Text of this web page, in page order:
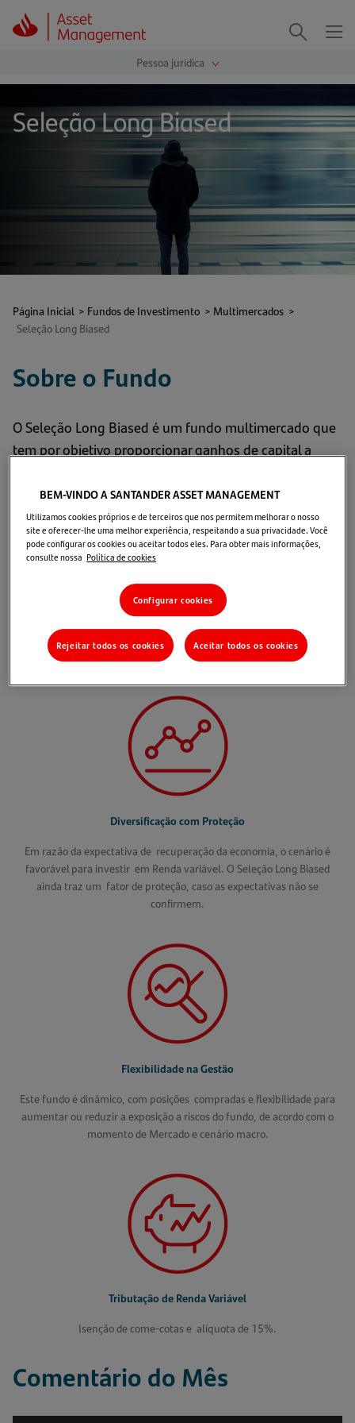
Seleção Long Biased
Página Inicial > Fundos de Investimento > Multimercados >
Seleção Long Biased
Sobre o Fundo
O Seleção Long Biased é um fundo multimercado que
tem por objetivo proporcionar ganhos de capital a
fundos de investimento, no mercado de renda
variável, com viés comprado, buscando ganhar com a
alta dos preços das ações, podendo também ter
posições táticas vendidas e alocações em outros tipos
de ativos, para minimizar perdas ou obter resultados
positivos em momentos adversos de mercado.
Motivos para investir
Diversificação com Proteção
Em razão da expectativa de recuperação da economia, o cenário é
favorável para investir em Renda variável. O Seleção Long Biased
ainda traz um fator de proteção, caso as expectativas não se
confirmem.
Flexibilidade naGestão
Este fundo é dinâmico, com posições compradas e flexibilidade para
aumentar ou reduzir a exposição a riscos do fundo, de acordo com o
momento de Mercado e cenário macro.
Tributação de RendaVariável
Isenção de come-cotas e alíquota de 15%.
Comentário do Mês
BEM-VINDO A SANTANDER ASSET MANAGEMENT
Utilizamos cookies próprios e de terceiros que nos permitem melhorar o nosso
site e oferecer-lhe uma melhor experiência, respeitando a sua privacidade. Você
pode configurar os cookies ou aceitar todos eles. Para obter mais informações,
consulte nossa Política de cookies
Configurar cookies
Rejeitar todos os cookies Aceitar todos os cookies